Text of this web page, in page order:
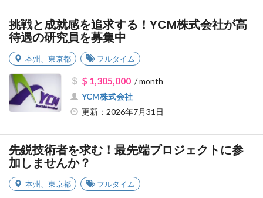
挑戦と成就感を追求する！YCM株式会社が高
待遇の研究員を募集中
本州 東京都 フルタイム
$ 1,305,000/ month
YCM株式会社
更新：2026年7月31日
先鋭技術者を求む！最先端プロジェクトに参
加しませんか？
本州 東京都 フルタイム